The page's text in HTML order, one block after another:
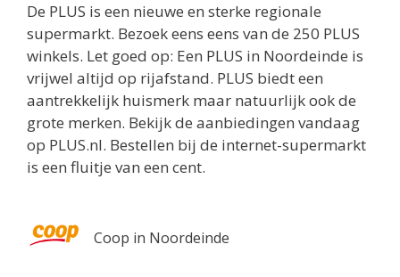
De PLUS is een nieuwe en sterke regionale
supermarkt. Bezoek eens eens van de 250 PLUS
winkels. Let goed op: Een PLUS in Noordeinde is
vrijwel altijd op rijafstand. PLUS biedt een
aantrekkelijk huismerk maar natuurlijk ook de
grote merken. Bekijk de aanbiedingen vandaag
op PLUS.nl. Bestellen bij de internet-supermarkt
is een fluitje van een cent.
Coop in Noordeinde